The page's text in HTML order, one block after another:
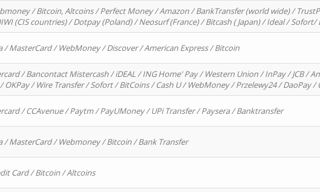
/ Bitcoin, Altcoins / Perfect Money / Amazon / BankTransfer (world wide) /
(CIS countries) / Dotpay (Poland) / Neosurf (France) / Bitcash ( Japan) / Ideal / Sofort/
/ MasterCard / WebMoney / Discover / American Express / Bitcoin
/ Bancontact Mistercash / iDEAL / ING Home' Pay / Western Union / InPay / JCB /
OKPay / Wire Transfer / Sofort / BitCoins / Cash U / WebMoney / Przelewy24 / DaoPay /
/ CCAvenue / Paytm / PayUMoney / UPi Transfer / Paysera / Banktransfer
/ MasterCard / Webmoney / Bitcoin / Bank Transfer
Card / Bitcoin / Altcoins